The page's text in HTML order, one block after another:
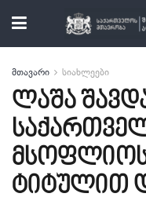
მთავარი სიახლეები
ლაშა
მსოფლიოს
ტიტულით